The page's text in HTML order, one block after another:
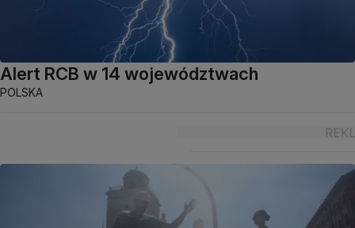
Alert RCB w 14 województwach
POLSKA